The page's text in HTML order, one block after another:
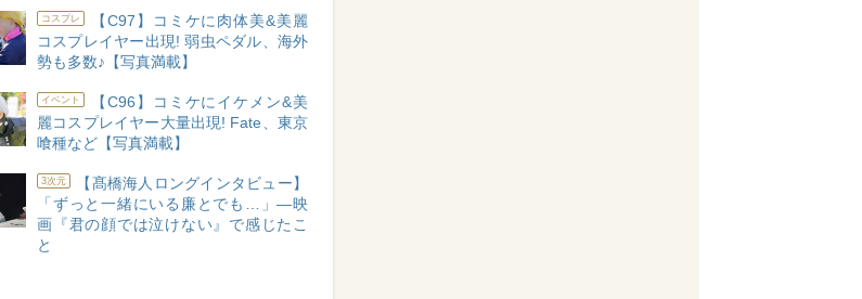
コスプレ
【C97】コミケに肉体美&美麗
コスプレイヤー出現! 弱虫ペダル、海外
勢も多数♪【写真満載】
イベント
【C96】コミケにイケメン&美
麗コスプレイヤー大量出現! Fate、東京
喰種など【写真満載】
3次元
【髙橋海人ロングインタビュー】
「ずっと一緒にいる廉とでも…」―映
画『君の顔では泣けない』で感じたこ
と